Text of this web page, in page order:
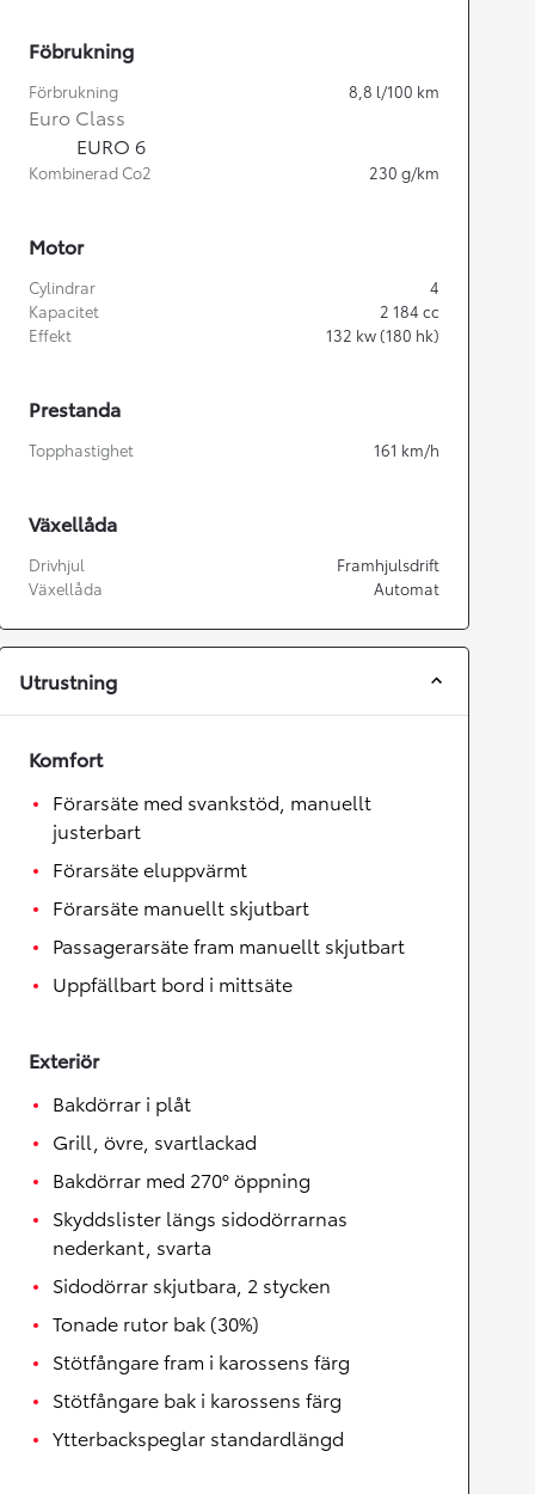
Föbrukning
Förbrukning 8,8 l/100 km
Euro Class
EURO 6
Kombinerad Co2 230 g/km
Motor
Cylindrar
4
Kapacitet
2 184 cc
Effekt
132 kw (180 hk)
Prestanda
Topphastighet 161 km/h
Växellåda
Drivhjul
Framhjulsdrift
Växellåda
Automat
Utrustning
Komfort
Förarsäte med svankstöd, manuellt
justerbart
Förarsäte eluppvärmt
Förarsäte manuellt skjutbart
Passagerarsäte fram manuellt skjutbart
Uppfällbart bord i mittsäte
Exteriör
Bakdörrar i plåt
Grill, övre, svartlackad
Bakdörrar med 270° öppning
Skyddslister längs sidodörrarnas
nederkant, svarta
Sidodörrar skjutbara, 2 stycken
Tonade rutor bak (30%)
Stötfångare fram i karossens färg
Stötfångare bak i karossens färg
Ytterbackspeglar standardlängd